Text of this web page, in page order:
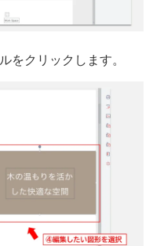
をクリックします。